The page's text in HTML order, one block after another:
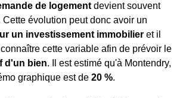
de logement devient souvent
Cette évolution peut donc avoir un
un investissement immobilier et il
cette variable afin de prévoir le
d'un bien. Il est estimé qu'à Montendry,
graphique est de 20 %.